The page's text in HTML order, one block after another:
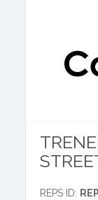
REPS ID: